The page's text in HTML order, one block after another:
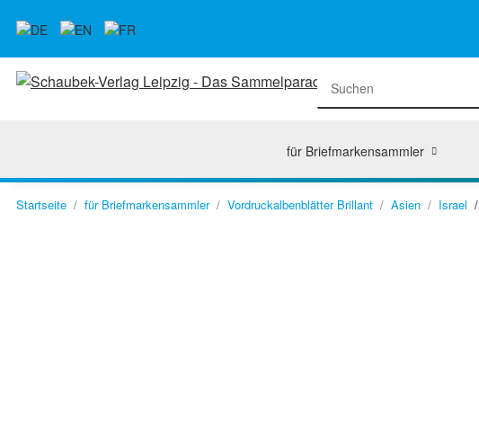
für Briefmarkensammler
Startseite für Briefmarkensammler Vordruckalbenblätter Brillant Asien Israel